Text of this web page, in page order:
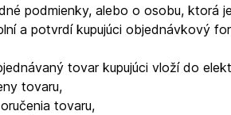
podmienky, alebo o osobu, ktorá
a potvrdí kupujúci objednávkový
tovar kupujúci vloží do
tovaru,
tovaru,